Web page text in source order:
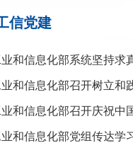
信党建
业和信息化部系统坚持求
业和信息化部召开树立和
业和信息化部召开庆祝中